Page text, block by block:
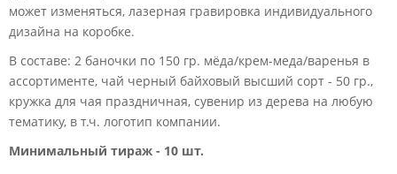
может изменяться, лазерная гравировка индивидуального
дизайна на коробке.
В составе: 2 баночки по 150 гр. мёда/крем-меда/варенья в
ассортименте, чай черный байховый высший сорт - 50 гр.,
кружка для чая праздничная, сувенир из дерева на любую
тематику, в т.ч. логотип компании.
Минимальный тираж - 10 шт.